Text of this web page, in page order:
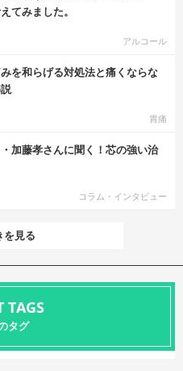
てみました。
アルコール
を和らげる対処法と痛くならな
胃痛
加藤孝さんに聞く！芯の強い治
コラム・インタビュー
を見る
TAGS
タグ